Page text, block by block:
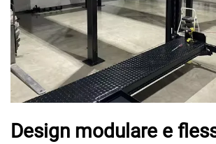
Design modulare e